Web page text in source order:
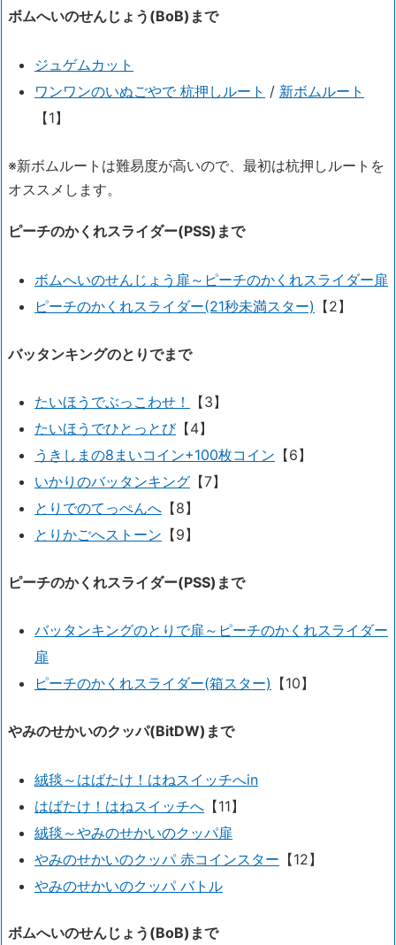
ボムへいのせんじょう(BoB)まで
ジュゲムカット
ワンワンのいぬごやで 杭押しルート / 新ボムルート
【1】
※新ボムルートは難易度が高いので、最初は杭押しルートを
オススメします。
ピーチのかくれスライダー(PSS)まで
ボムへいのせんじょう扉～ピーチのかくれスライダー扉
ピーチのかくれスライダー(21秒未満スター) 【2】
バッタンキングのとりでまで
たいほうでぶっこわせ！
【3】
たいほうでひとっとび【4】
うきしまの8まいコイン+100枚コイン 【6】
いかりのバッタンキング 【7】
とりでのてっぺんへ 【8】
とりかごへストーン 【9】
ピーチのかくれスライダー(PSS)まで
バッタンキングのとりで扉～ピーチのかくれスライダー
扉
ピーチのかくれスライダー(箱スター) 【10】
やみのせかいのクッパ(BitDW)まで
絨毯～はばたけ！はねスイッチへin
はばたけ！はねスイッチへ 【11】
絨毯～やみのせかいのクッパ扉
やみのせかいのクッパ 赤コインスター 【12】
やみのせかいのクッパ バトル
ボムへいのせんじょう(BoB)まで